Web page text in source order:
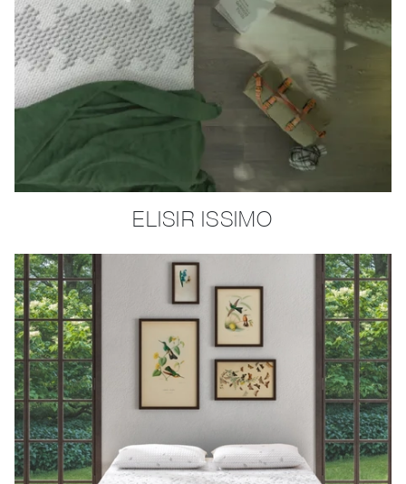
ELISIR ISSIMO